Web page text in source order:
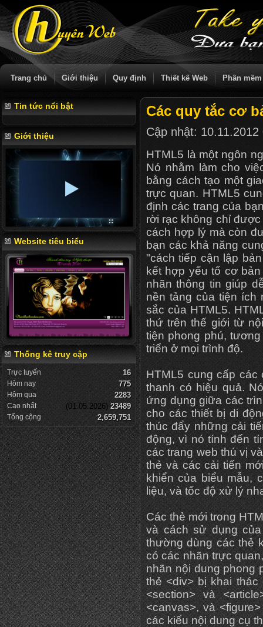
Trang chủ Giới thiệu Quy định Thiết kế Web Phần mềm
Tin tức nổi bật
Giới thiệu
Website tiêu biểu
Thống kê truy cập
Trực tuyến 16
Hôm nay 775
Hôm qua 2283
Cao nhất (01.05.2026) 23489
Tổng cộng 2,659,751
Các quy tắc cơ
Cập nhật: 10.11.2012
HTML5 là một ngôn
Nó nhằm làm cho
bằng cách tạo một
trực quan. HTML5
định các trang của
rời rạc không chỉ
cách hợp lý mà còn
bạn các khả năng
"cách tiếp cận lập
kết hợp yếu tố cơ
nhãn thông tin giúp
nền tảng của tiện ích
sắc của HTML5.
thứ trên thế giới từ
tiện phong phú,
triển ở mọi trình độ.
HTML5 cung cấp
thanh có hiệu quả.
ứng dụng giữa các
cho các thiết bị di
thúc đẩy những cải
động, vì nó tính đến
các trang web thú vị
thẻ và các cải tiến
khiển của biểu mẫu,
liệu, và tốc độ xử lý
Các thẻ mới trong
và cách sử dụng
thường dùng các thẻ
có các nhãn trực
nhãn nội dung phong
thẻ <div> bị khai
<section> và
<canvas>, và
các kiểu nội dung cụ